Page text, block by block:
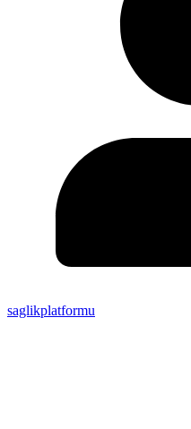
saglikplatformu